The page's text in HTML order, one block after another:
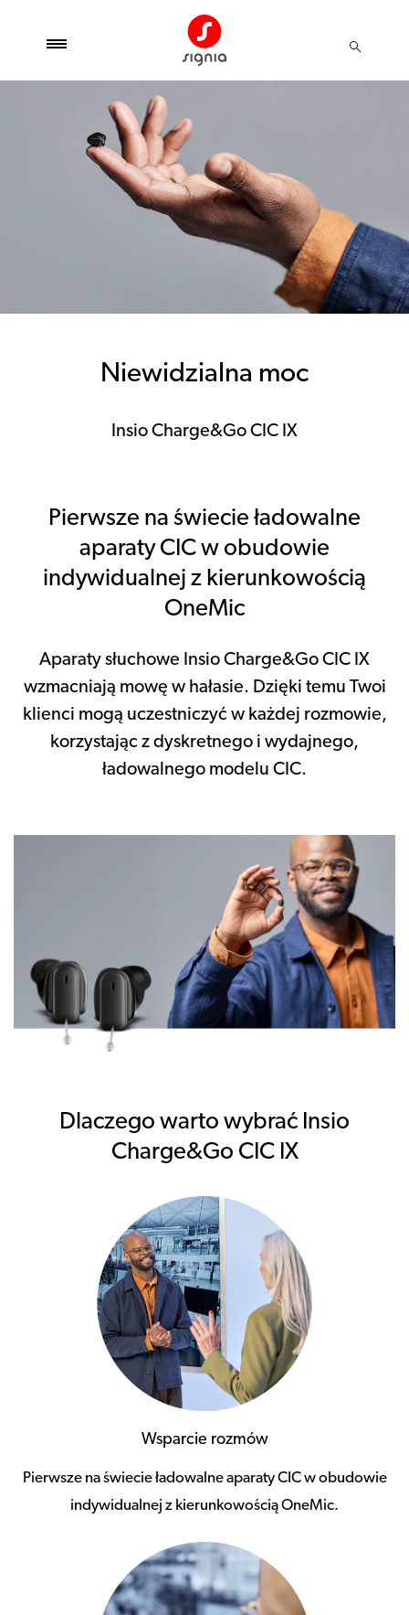
Niewidzialna moc
Insio Charge&Go CIC IX
Pierwsze na świecie ładowalne
aparaty CIC w obudowie
indywidualnej z kierunkowością
OneMic
Aparaty słuchowe Insio Charge&Go CIC IX
wzmacniają mowę w hałasie. Dzięki temu Twoi
klienci mogą uczestniczyć w każdej rozmowie,
korzystając z dyskretnego i wydajnego,
ładowalnego modelu CIC.
Dlaczego warto wybrać Insio
Charge&Go CIC IX
Wsparcie rozmów
Pierwsze na świecie ładowalne aparaty CIC w obudowie
indywidualnej z kierunkowością OneMic.